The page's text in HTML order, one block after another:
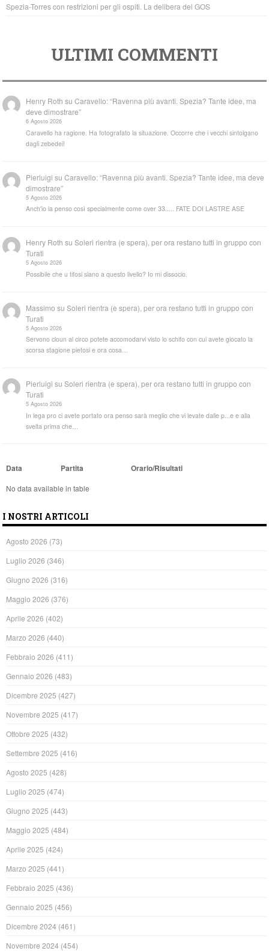
Spezia-Torres con restrizioni per gli ospiti. La delibera del GOS
ULTIMI COMMENTI
Henry Roth suCaravello: “Ravenna più avanti. Spezia? Tante idee, ma
deve dimostrare”
6 Agosto 2026
Caravello ha ragione. Ha fotografato la situazione. Occorre che i vecchi sintolgano
dagli zebedei!
Pierluigi suCaravello: “Ravenna più avanti. Spezia? Tante idee, ma deve
dimostrare”
5 Agosto 2026
Anch'io la penso così specialmente come over 33..... FATE DOI LASTRE ASE
Henry Roth suSoleri rientra (e spera), per ora restano tutti in gruppo con
Turati
5 Agosto 2026
Possibile che u tifosi siano a questo livello? Io mi dissocio.
Massimo suSoleri rientra (e spera), per ora restano tutti in gruppo con
Turati
5 Agosto 2026
Servono cloun al circo potete accomodarvi visto lo schifo con cui avete giocato la
scorsa stagione pietosi e ora cosa…
Pierluigi suSoleri rientra (e spera), per ora restano tutti in gruppo con
Turati
5 Agosto 2026
In lega pro ci avete portato ora penso sarà meglio che vi levate dalle p...e e alla
svelta prima che…
Data Partita Orario/Risultati
No data available in table
I NOSTRI ARTICOLI
Agosto 2026 (73)
Luglio 2026 (346)
Giugno 2026 (316)
Maggio 2026 (376)
Aprile 2026 (402)
Marzo 2026 (440)
Febbraio 2026 (411)
Gennaio 2026 (483)
Dicembre 2025 (427)
Novembre 2025 (417)
Ottobre 2025 (432)
Settembre 2025 (416)
Agosto 2025 (428)
Luglio 2025 (474)
Giugno 2025 (443)
Maggio 2025 (484)
Aprile 2025 (424)
Marzo 2025 (441)
Febbraio 2025 (436)
Gennaio 2025 (456)
Dicembre 2024 (461)
Novembre 2024 (454)